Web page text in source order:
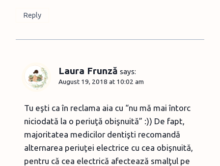
Reply
Laura Frunză says:
August 19, 2018 at 10:02 am
Tu eşti ca în reclama aia cu “nu mă mai întorc
niciodată la o periuţă obişnuită” :)) De fapt,
majoritatea medicilor dentişti recomandă
alternarea periuţei electrice cu cea obişnuită,
pentru că cea electrică afectează smalţul pe